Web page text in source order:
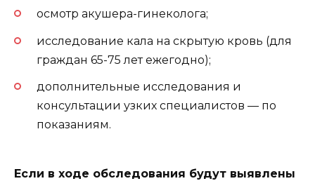
осмотр акушера-гинеколога;
исследование кала на скрытую кровь (для
граждан 65-75 лет ежегодно);
дополнительные исследования и
консультации узких специалистов — по
показаниям.
Если в ходе обследования будут выявлены